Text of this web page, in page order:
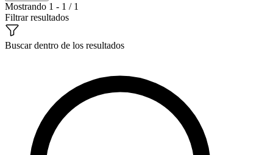
Mostrando 1 - 1 / 1
Filtrar resultados
Buscar dentro de los resultados